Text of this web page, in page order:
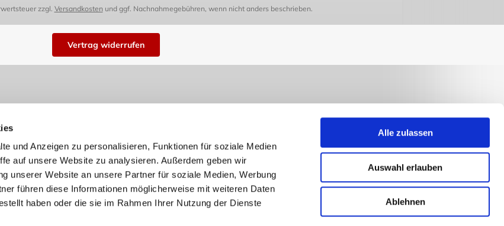
und Anzeigen zu personalisieren, Funktionen für soziale Medien
auf unsere Website zu analysieren. Außerdem geben wir
unserer Website an unsere Partner für soziale Medien, Werbung
führen diese Informationen möglicherweise mit weiteren Daten
haben oder die sie im Rahmen Ihrer Nutzung der Dienste
Alle zulassen
Auswahl erlauben
Ablehnen
zzgl. Versandkosten und ggf. Nachnahmegebühren, wenn nicht anders beschrieben.
Vertrag widerrufen